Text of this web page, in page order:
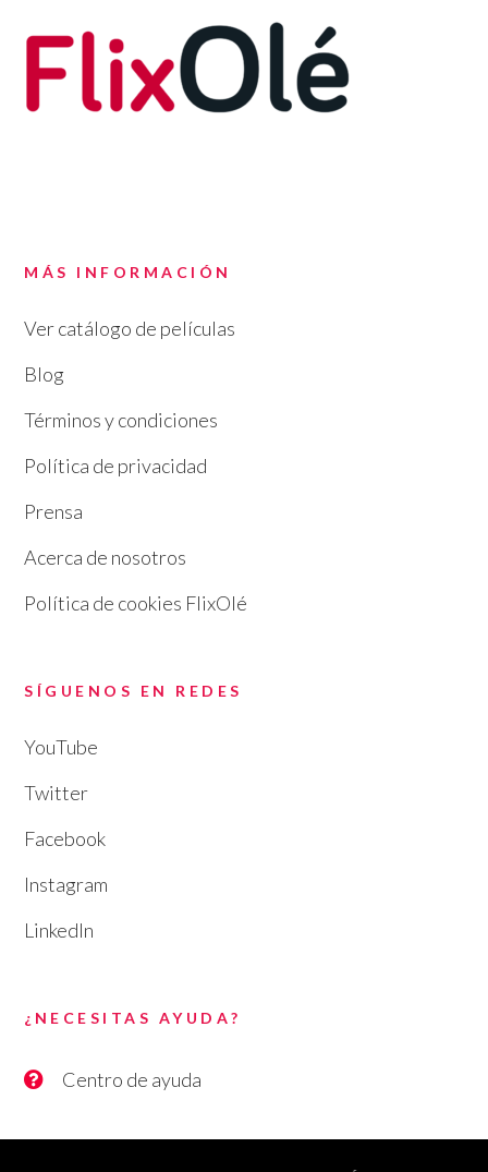
MÁS INFORMACIÓN
Ver catálogo de películas
Blog
Términos y condiciones
Política de privacidad
Prensa
Acerca de nosotros
Política de cookies FlixOlé
SÍGUENOS EN REDES
YouTube
Twitter
Facebook
Instagram
LinkedIn
¿NECESITAS AYUDA?
Centro de ayuda